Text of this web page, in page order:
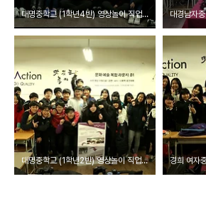
대명중학교 (1학년4반) 영상놀이 직업체험학습 @맛있는놀이터 (20141115)
대명중학교 (1학년2반) 영상놀이 직업체험학습 @맛있는놀이터 (20141108)